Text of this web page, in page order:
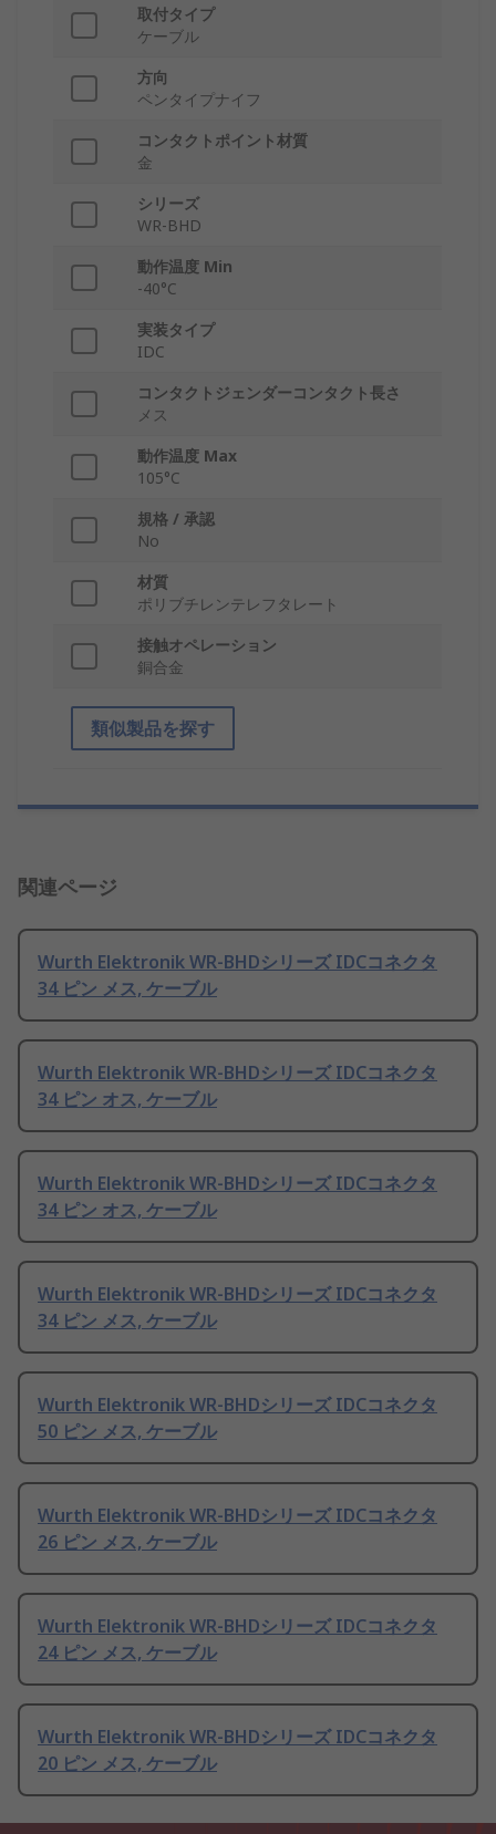
取付タイプ
ケーブル
方向
ペンタイプナイフ
コンタクトポイント材質
金
シリーズ
WR-BHD
動作温度 Min
-40°C
実装タイプ
IDC
コンタクトジェンダーコンタクト長さ
メス
動作温度 Max
105°C
規格 / 承認
No
材質
ポリブチレンテレフタレート
接触オペレーション
銅合金
類似製品を探す
関連ページ
Wurth Elektronik WR-BHDシリーズ IDCコネクタ
34 ピン メス, ケーブル
Wurth Elektronik WR-BHDシリーズ IDCコネクタ
34 ピン オス, ケーブル
Wurth Elektronik WR-BHDシリーズ IDCコネクタ
34 ピン オス, ケーブル
Wurth Elektronik WR-BHDシリーズ IDCコネクタ
34 ピン メス, ケーブル
Wurth Elektronik WR-BHDシリーズ IDCコネクタ
50 ピン メス, ケーブル
Wurth Elektronik WR-BHDシリーズ IDCコネクタ
26 ピン メス, ケーブル
Wurth Elektronik WR-BHDシリーズ IDCコネクタ
24 ピン メス, ケーブル
Wurth Elektronik WR-BHDシリーズ IDCコネクタ
20 ピン メス, ケーブル